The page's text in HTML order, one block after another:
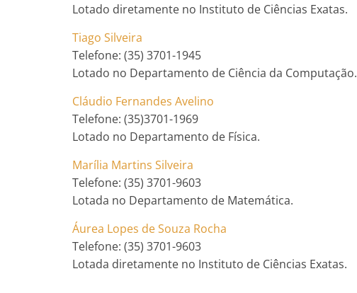
Lotado diretamente no Instituto de Ciências Exatas.
Tiago Silveira
Telefone: (35) 3701-1945
Lotado no Departamento de Ciência da Computação.
Cláudio Fernandes Avelino
Telefone: (35)3701-1969
Lotado no Departamento de Física.
Marília Martins Silveira
Telefone: (35) 3701-9603
Lotada no Departamento de Matemática.
Áurea Lopes de Souza Rocha
Telefone: (35) 3701-9603
Lotada diretamente no Instituto de Ciências Exatas.